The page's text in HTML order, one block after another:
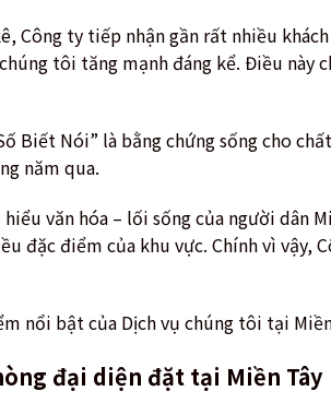
Công ty tiếp nhận gần rất nhiều
tôi tăng mạnh đáng kể. Điều này
Biết Nói” là bằng chứng sống cho
năm qua.
văn hóa – lối sống của người dân
đặc điểm của khu vực. Chính vì vậy,
nổi bật của Dịch vụ chúng tôi tại
đại diện đặt tại Miền Tây